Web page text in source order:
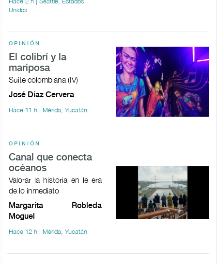
Unidos
OPINIÓN
El colibrí y la
mariposa
Suite colombiana (IV)
José Díaz Cervera
Hace 11 h | Mérida, Yucatán
OPINIÓN
Canal que conecta
océanos
Valorar la historia en le era
de lo inmediato
Margarita Robleda
Moguel
Hace 12 h | Mérida, Yucatán